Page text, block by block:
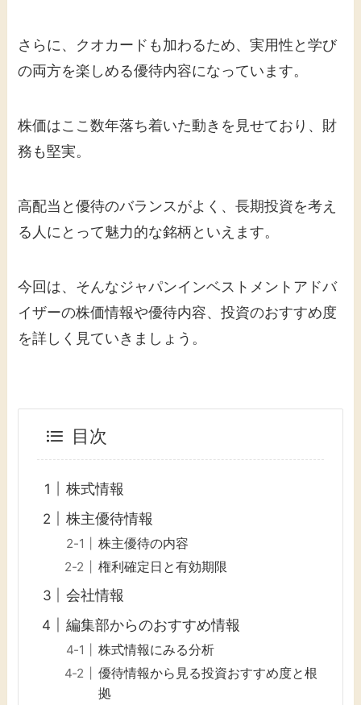
さらに、クオカードも加わるため、実用性と学び
の両方を楽しめる優待内容になっています。
株価はここ数年落ち着いた動きを見せており、財
務も堅実。
高配当と優待のバランスがよく、長期投資を考え
る人にとって魅力的な銘柄といえます。
今回は、そんなジャパンインベストメントアドバ
イザーの株価情報や優待内容、投資のおすすめ度
を詳しく見ていきましょう。
目次
株式情報
株主優待情報
株主優待の内容
権利確定日と有効期限
会社情報
編集部からのおすすめ情報
株式情報にみる分析
優待情報から見る投資おすすめ度と根
拠